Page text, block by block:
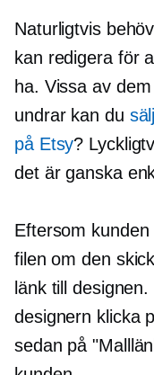
Naturligtvis
kan redigera för
ha. Vissa av
undrar kan du
på Etsy?
det är ganska
Eftersom
filen om den
länk till
designern klicka
sedan på